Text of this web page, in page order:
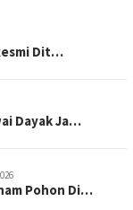
Dit…
Dayak Ja…
Pohon Di…